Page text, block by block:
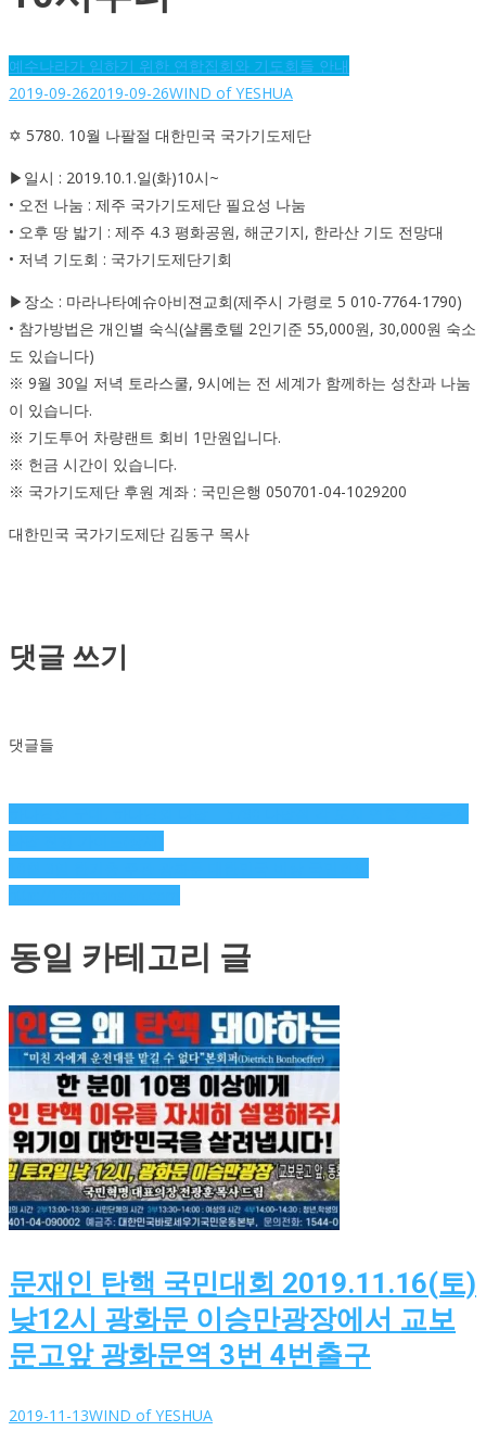
예수나라가 임하기 위한 연합집회와 기도회들 안내
2019-09-262019-09-26WIND of YESHUA
✡ 5780. 10월 나팔절 대한민국 국가기도제단
▶일시 : 2019.10.1.일(화)10시~
• 오전 나눔 : 제주 국가기도제단 필요성 나눔
• 오후 땅 밟기 : 제주 4.3 평화공원, 해군기지, 한라산 기도 전망대
• 저녁 기도회 : 국가기도제단기회
▶장소 : 마라나타예슈아비젼교회(제주시 가령로 5 010-7764-1790)
• 참가방법은 개인별 숙식(샬롬호텔 2인기준 55,000원, 30,000원 숙소
도 있습니다)
※ 9월 30일 저녁 토라스쿨, 9시에는 전 세계가 함께하는 성찬과 나눔
이 있습니다.
※ 기도투어 차량랜트 회비 1만원입니다.
※ 헌금 시간이 있습니다.
※ 국가기도제단 후원 계좌 : 국민은행 050701-04-1029200
대한민국 국가기도제단 김동구 목사
댓글 쓰기
댓글들
글
탐
색
동일 카테고리 글
문재인 탄핵 국민대회 2019.11.16(토)
낮12시 광화문 이승만광장에서 교보
문고앞 광화문역 3번 4번출구
2019-11-13WIND of YESHUA